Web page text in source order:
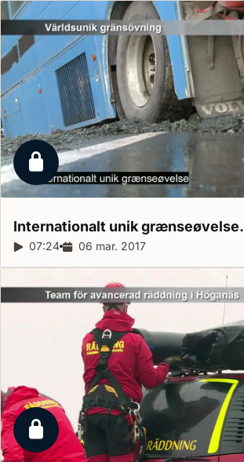
Låst reportage
Internationalt unikgrænseøvelse.
Reportagelængde:
07:24 Udgivelsesdato:
06 mar. 2017
Låst reportage